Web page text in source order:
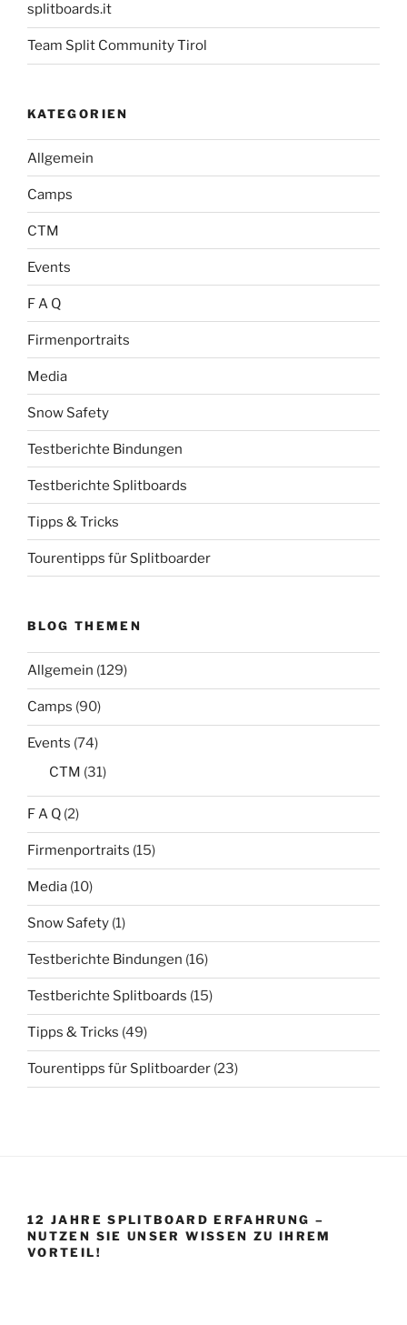
splitboards.it
Team Split Community Tirol
KATEGORIEN
Allgemein
Camps
CTM
Events
F A Q
Firmenportraits
Media
Snow Safety
Testberichte Bindungen
Testberichte Splitboards
Tipps & Tricks
Tourentipps für Splitboarder
BLOG THEMEN
Allgemein (129)
Camps (90)
Events (74)
CTM (31)
F A Q (2)
Firmenportraits (15)
Media (10)
Snow Safety (1)
Testberichte Bindungen (16)
Testberichte Splitboards (15)
Tipps & Tricks (49)
Tourentipps für Splitboarder (23)
12 JAHRE SPLITBOARD ERFAHRUNG –
NUTZEN SIE UNSER WISSEN ZU IHREM
VORTEIL!